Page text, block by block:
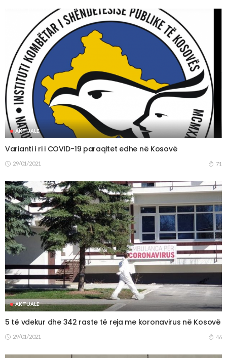
AKTUALE
Varianti i ri i COVID-19 paraqitet edhe në Kosovë
29/01/2021 71
AKTUALE
5 të vdekur dhe 342 raste të reja me koronavirus në Kosovë
29/01/2021 46